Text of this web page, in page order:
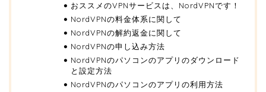
おススメのVPNサービスは、NordVPNです！
NordVPNの料金体系に関して
NordVPNの解約返金に関して
NordVPNの申し込み方法
NordVPNのパソコンのアプリのダウンロード
と設定方法
NordVPNのパソコンのアプリの利用方法